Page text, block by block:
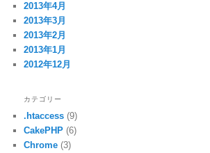
2013年4月
2013年3月
2013年2月
2013年1月
2012年12月
カテゴリー
.htaccess (9)
CakePHP (6)
Chrome (3)